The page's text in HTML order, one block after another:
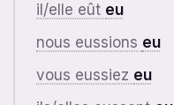
il/elle eût eu
nous eussions eu
vous eussiez eu